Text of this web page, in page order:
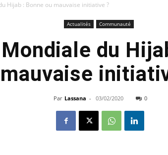
Hijab : Bonne ou mauvaise initiative ?
Actualités Communauté
du
mauvaise
Par Lassana - 03/02/2020 0